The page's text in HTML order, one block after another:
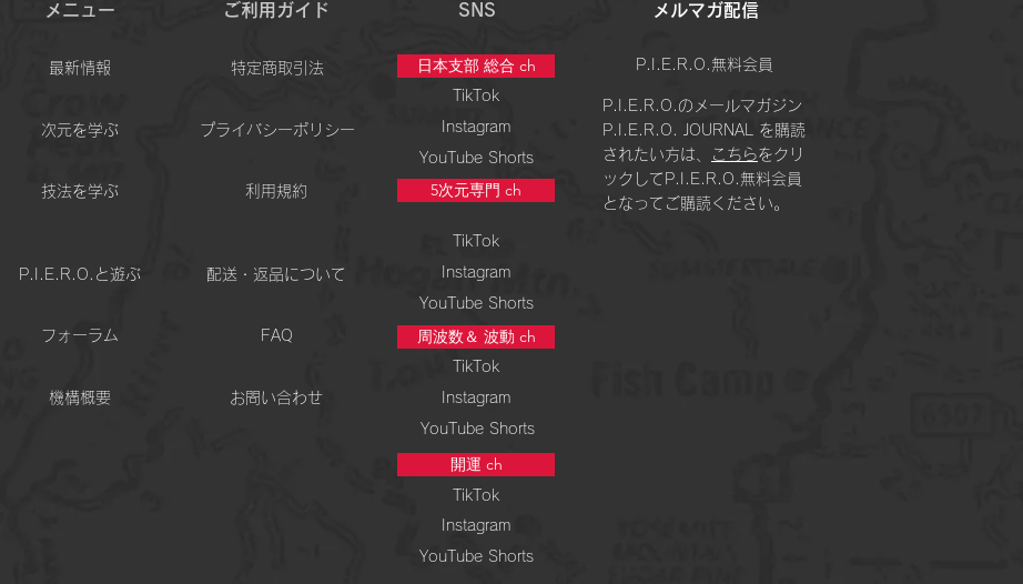
メニュー ご利用ガイド SNS
日本支部 総合 ch
特定商取引法
最新情報
TikTok
次元を学ぶ プライバシーポリシー
Instagram
YouTube Shorts
技法を学ぶ 利用規約 5次元専門 ch
TikTok
P.I.E.R.O.と遊ぶ 配送・返品について Instagram
​メルマガ配信
P.I.E.R.O.無料会員
P.I.E.R.O.のメールマガジン
P.I.E.R.O. JOURNAL を購読
されたい方は、
こちらをクリ
ックしてP.I.E.R.O.無料会員
となってご購読ください。
YouTube Shorts
フォーラム FAQ 周波数＆ 波動 ch
TikTok
機構概要
お問い合わせ
Instagram
YouTube Shorts
開運 ch
TikTok
Instagram
YouTube Shorts